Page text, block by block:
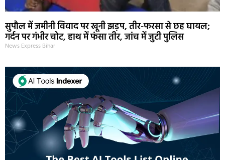
सुपौल में जमीनी विवाद पर खूनी झड़प, तीर-फरसा से छह घायल;
गर्दन पर गंभीर चोट, हाथ में फंसा तीर, जांच में जुटी पुलिस
News Express Bihar